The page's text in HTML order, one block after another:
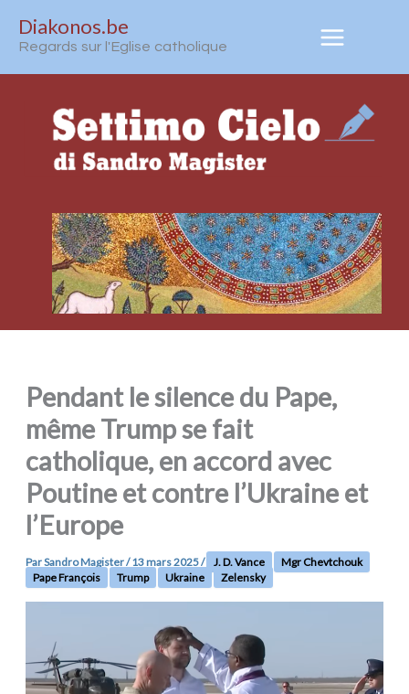
Diakonos.be
Regards sur l'Eglise catholique
Pendant le silence du Pape,
même Trump se fait
catholique, en accord avec
Poutine et contre l’Ukraine et
l’Europe
ParSandro Magister/13 mars 2025/ J. D. Vance
Mgr Chevtchouk
Pape François
Trump Ukraine Zelensky